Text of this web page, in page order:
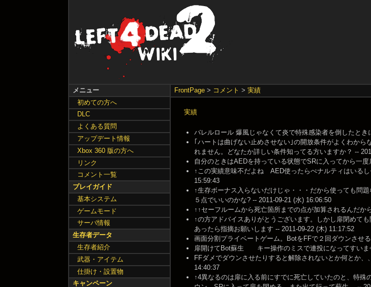
FrontPage> コメント > 実績
実績
バレルロール 爆風じゃなくて炎で特殊感染者を倒したと
｢ハートは曲げない止めさせない｣の開放条件がよくわか
れません。どなたか詳しい条件知ってる方いますか？ --
自分のときはAEDを持っている状態でSRに入ってから一
↑この実績意味不だよね AED使ったらぺナルティはいる
15:59:43
↑生存ボーナス入らないだけじゃ・・・だから使っても問
５点でいいのかな? -- 2011-09-21 (水) 16:06:50
↑↑セーフルームから死亡箇所までの点が加算されるんだか
↑の方アドバイスありがとうございます。しかし扉閉めて
あったら指摘お願いします -- 2011-09-22 (木) 11:17:52
画面分割プライベートゲーム。BotをFFで２回ダウンさせ
扉開けてBot蘇生 キー操作のミスで連投になってすいま
FFダメでダウンさせたりすると解除されないとか何とか
14:40:37
↑4異なるのは扉に入る前にすでに死亡していたのと、特
メニュー
初めての方へ
DLC
よくある質問
アップデート情報
Xbox 360 版の方へ
リンク
コメント一覧
プレイガイド
基本システム
ゲームモード
サーバ情報
生存者データ
生存者紹介
武器・アイテム
仕掛け・設置物
キャンペーン